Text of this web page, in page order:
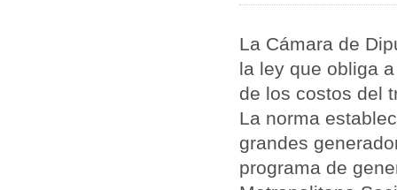
La Cámara de
la ley que obliga
de los costos del
La norma
grandes
programa de